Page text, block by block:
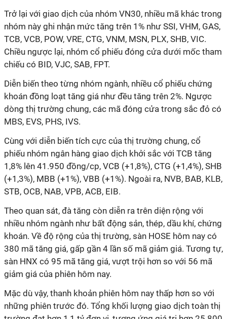
Trở lại với giao dịch của nhóm VN30, nhiều mã khác trong
nhóm này ghi nhận mức tăng trên 1% như SSI, VHM, GAS,
TCB, VCB, POW, VRE, CTG, VNM, MSN, PLX, SHB, VIC.
Chiều ngược lại, nhóm cổ phiếu đóng cửa dưới mốc tham
chiếu có BID, VJC, SAB, FPT.
Diễn biến theo từng nhóm ngành, nhiều cổ phiếu chứng
khoán đồng loạt tăng giá như đều tăng trên 2%. Ngược
dòng thị trường chung, các mã đóng cửa trong sắc đỏ có
MBS, EVS, PHS, IVS.
Cùng với diễn biến tích cực của thị trường chung, cổ
phiếu nhóm ngân hàng giao dịch khởi sắc với TCB tăng
1,8% lên 41.950 đồng/cp, VCB (+1,8%), CTG (+1,4%), SHB
(+1,3%), MBB (+1%), VBB (+1%). Ngoài ra, NVB, BAB, KLB,
STB, OCB, NAB, VPB, ACB, EIB.
Theo quan sát, đà tăng còn diễn ra trên diện rộng với
nhiều nhóm ngành như bất động sản, thép, dầu khí, chứng
khoán. Về độ rộng của thị trường, sàn HOSE hôm nay có
380 mã tăng giá, gấp gần 4 lần số mã giảm giá. Tương tự,
sàn HNX có 95 mã tăng giá, vượt trội hơn so với 56 mã
giảm giá của phiên hôm nay.
Mặc dù vậy, thanh khoản phiên hôm nay thấp hơn so với
những phiên trước đó. Tổng khối lượng giao dịch toàn thị